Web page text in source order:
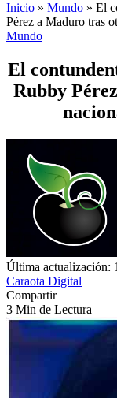
Inicio » Mundo » El
Pérez a Maduro tras
Mundo
El
Rubby
Última actualización:
Caraota Digital
Compartir
3 Min de Lectura